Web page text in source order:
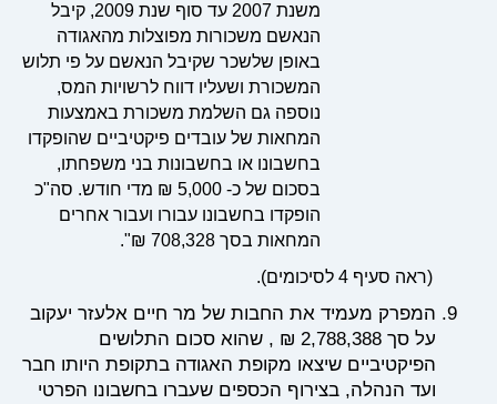
משנת 2007 עד סוף שנת 2009, קיבל
הנאשם משכורות מפוצלות מהאגודה
באופן שלשכר שקיבל הנאשם על פי תלוש
המשכורת ושעליו דווח לרשויות המס,
נוספה גם השלמת משכורת באמצעות
המחאות של עובדים פיקטיביים שהופקדו
בחשבונו או בחשבונות בני משפחתו,
בסכום של כ- 5,000 ₪ מדי חודש. סה"כ
הופקדו בחשבונו עבורו ועבור אחרים
המחאות בסך 708,328 ₪".
(ראה סעיף 4 לסיכומים).
המפרק מעמיד את החבות של מר חיים אלעזר יעקוב
על סך 2,788,388 ₪ , שהוא סכום התלושים
הפיקטיביים שיצאו מקופת האגודה בתקופת היותו חבר
ועד הנהלה, בצירוף הכספים שעברו בחשבונו הפרטי